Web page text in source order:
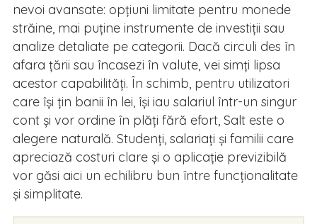
nevoi avansate: opțiuni limitate pentru monede
străine, mai puține instrumente de investiții sau
analize detaliate pe categorii. Dacă circuli des în
afara țării sau încasezi în valute, vei simți lipsa
acestor capabilități. În schimb, pentru utilizatori
care își țin banii în lei, își iau salariul într-un singur
cont și vor ordine în plăți fără efort, Salt este o
alegere naturală. Studenți, salariați și familii care
apreciază costuri clare și o aplicație previzibilă
vor găsi aici un echilibru bun între funcționalitate
și simplitate.